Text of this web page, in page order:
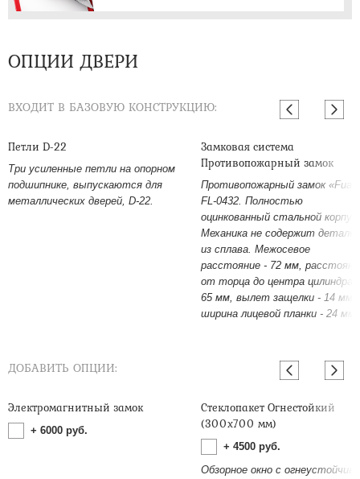
ОПЦИИ ДВЕРИ
ВХОДИТ В БАЗОВУЮ КОНСТРУКЦИЮ:
Петли D-22
Три усиленные петли на опорном
подшипнике, выпускаются для
металлических дверей, D-22.
Замковая система
Противопожарный замок
Противопожарный замок
FL-0432. Полностью
оцинкованный стальной корпус.
Механика не содержит деталей
из сплава. Межосевое
расстояние - 72 мм,
от торца до центра цилиндра -
65 мм, вылет защелки - 14 мм,
ширина лицевой планки - 24 мм.
ДОБАВИТЬ ОПЦИИ:
Электромагнитный замок
+ 6000 руб.
Стеклопакет Огнестойкий
(300х700 мм)
+ 4500 руб.
Обзорное окно с